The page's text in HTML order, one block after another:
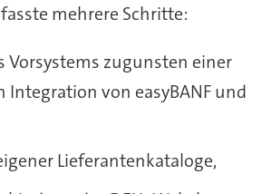
mehrere Schritte:
Vorsystems zugunsten einer
Integration von easyBANF und
Lieferantenkataloge,